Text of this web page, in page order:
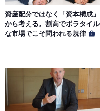
資産配分ではなく「資本構成」
から考える。割高でボラタイル
な市場でこそ問われる規律